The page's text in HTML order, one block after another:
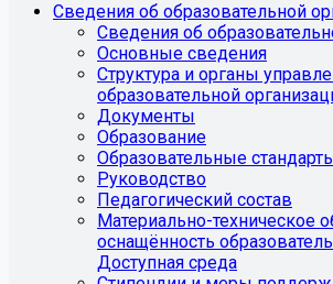
Сведения об образовательной
Сведения об
Основные сведения
Структура и органы
образовательной
Документы
Образование
Образовательные
Руководство
Педагогический состав
Материально-техническое
оснащённость
Доступная среда